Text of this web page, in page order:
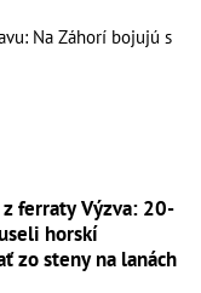
Na Záhorí bojujú s
ferraty Výzva: 20-
horskí
zo steny na lanách